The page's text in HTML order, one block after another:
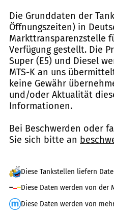
Die Grunddaten der
Öffnungszeiten) in
Markttransparenzstelle
Verfügung gestellt. Die
Super (E5) und Diesel
MTS-K an uns
keine Gewähr
und/oder Aktualität
Informationen.
Bei Beschwerden oder
Sie sich bitte an
Diese Tankstellen liefern
Diese Daten werden von der
Diese Daten werden von